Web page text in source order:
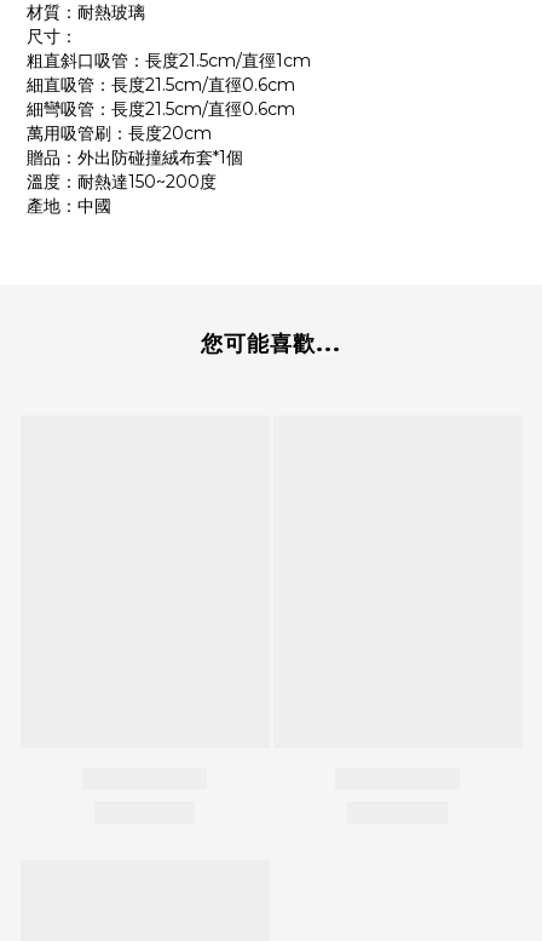
材質：耐熱玻璃
尺寸：
粗直斜口吸管：長度21.5cm/直徑1cm
細直吸管：長度21.5cm/直徑0.6cm
細彎吸管：長度21.5cm/直徑0.6cm
萬用吸管刷：長度20cm
贈品：外出防碰撞絨布套*1個
溫度：耐熱達150~200度
產地：中國
您可能喜歡...